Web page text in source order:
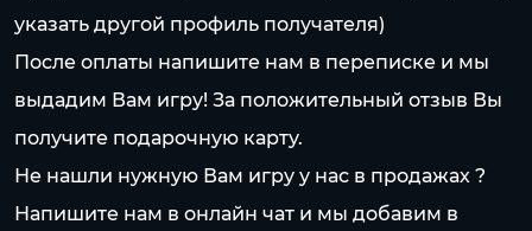
указать другой профиль получателя)
После оплаты напишите нам в переписке и мы
выдадим Вам игру! За положительный отзыв Вы
получите подарочную карту.
Не нашли нужную Вам игру у нас в продажах ?
Напишите нам в онлайн чат и мы добавим в